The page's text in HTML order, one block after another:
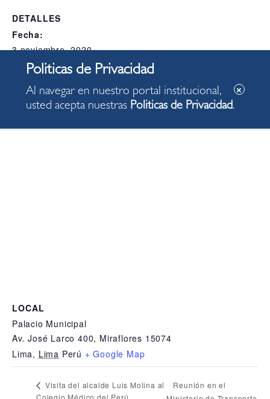
DETALLES
Fecha:
3 noviembre, 2020
Hora:
Categoría del Evento:
Alcaldia
LOCAL
Palacio Municipal
Av. José Larco 400, Miraflores 15074
Lima, Lima Perú + Google Map
Visita del alcalde Luis Molina al
Reunión en el
Al navegar en nuestro portal institucional,
usted acepta nuestras Politicas de Privacidad.